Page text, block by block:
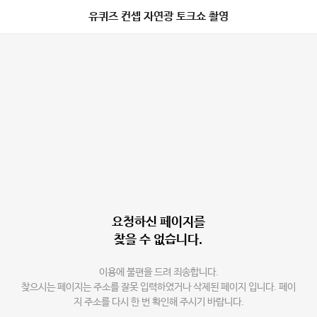
유퀴즈 컨셉 자연광 토크쇼 촬영
요청하신 페이지를
찾을 수 없습니다.
이용에 불편을 드려 죄송합니다.
찾으시는 페이지는 주소를 잘못 입력하였거나 삭제된 페이지 입니다. 페이
지 주소를 다시 한 번 확인해 주시기 바랍니다.